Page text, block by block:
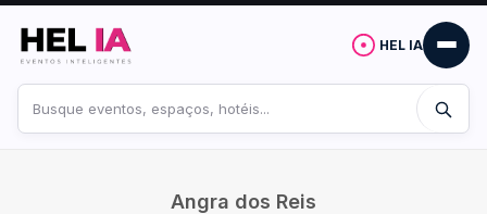
HEL IA
no
Angra dos Reis